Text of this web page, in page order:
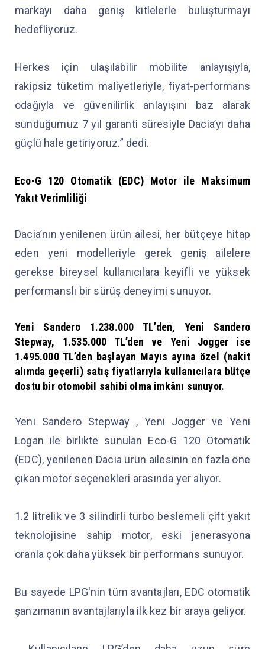
markayı daha geniş kitlelerle buluşturmayı
hedefliyoruz.
Herkes için ulaşılabilir mobilite anlayışıyla,
rakipsiz tüketim maliyetleriyle, fiyat-performans
odağıyla ve güvenilirlik anlayışını baz alarak
sunduğumuz 7 yıl garanti süresiyle Dacia’yı daha
güçlü hale getiriyoruz.” dedi.
Eco-G 120 Otomatik (EDC) Motor ile Maksimum
Yakıt Verimliliği
Dacia’nın yenilenen ürün ailesi, her bütçeye hitap
eden yeni modelleriyle gerek geniş ailelere
gerekse bireysel kullanıcılara keyifli ve yüksek
performanslı bir sürüş deneyimi sunuyor.
Yeni Sandero 1.238.000 TL’den, Yeni Sandero
Stepway, 1.535.000 TL’den ve Yeni Jogger ise
1.495.000 TL’den başlayan Mayıs ayına özel (nakit
alımda geçerli) satış fiyatlarıyla kullanıcılara bütçe
dostu bir otomobil sahibi olma imkânı sunuyor.
Yeni Sandero Stepway , Yeni Jogger ve Yeni
Logan ile birlikte sunulan Eco-G 120 Otomatik
(EDC), yenilenen Dacia ürün ailesinin en fazla öne
çıkan motor seçenekleri arasında yer alıyor.
1.2 litrelik ve 3 silindirli turbo beslemeli çift yakıt
teknolojisine sahip motor, eski jenerasyona
oranla çok daha yüksek bir performans sunuyor.
Bu sayede LPG'nin tüm avantajları, EDC otomatik
şanzımanın avantajlarıyla ilk kez bir araya geliyor.